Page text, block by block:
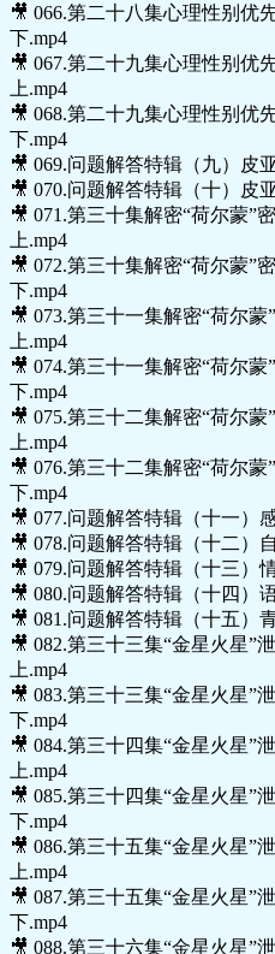
🎥 066.第二十八集心理性别优
下.mp4
🎥 067.第二十九集心理性别优
上.mp4
🎥 068.第二十九集心理性别优
下.mp4
🎥 069.问题解答特辑（九）皮
🎥 070.问题解答特辑（十）皮
🎥 071.第三十集解密“荷尔蒙”
上.mp4
🎥 072.第三十集解密“荷尔蒙”
下.mp4
🎥 073.第三十一集解密“荷尔
上.mp4
🎥 074.第三十一集解密“荷尔
下.mp4
🎥 075.第三十二集解密“荷尔
上.mp4
🎥 076.第三十二集解密“荷尔
下.mp4
🎥 077.问题解答特辑（十一）
🎥 078.问题解答特辑（十二）
🎥 079.问题解答特辑（十三）
🎥 080.问题解答特辑（十四）
🎥 081.问题解答特辑（十五）
🎥 082.第三十三集“金星火星
上.mp4
🎥 083.第三十三集“金星火星
下.mp4
🎥 084.第三十四集“金星火星
上.mp4
🎥 085.第三十四集“金星火星
下.mp4
🎥 086.第三十五集“金星火星
上.mp4
🎥 087.第三十五集“金星火星
下.mp4
🎥 088.第三十六集“金星火星